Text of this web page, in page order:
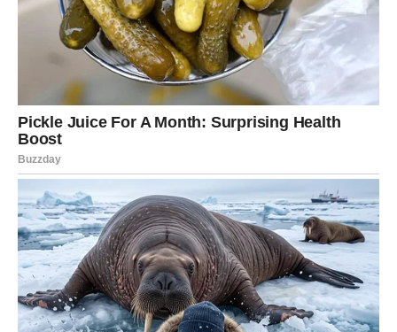
Iako će naredni dani izgledati haotično, iza svega se krije
pozitivan ishod. Sve promene koje dolaze imaju jedan cilj
– da vas odvedu tamo gde zaista pripadate.
Biće suza, iznenađenja, velikih razgovora i važnih odluka,
ali će se na kraju pokazati da je svaki događaj imao svoje
mesto u vašoj životnoj priči.